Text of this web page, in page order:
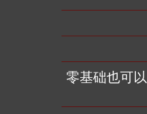
零基础也可